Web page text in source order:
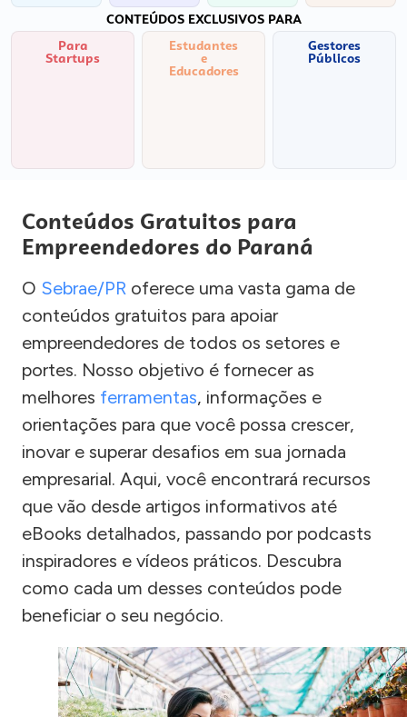
CONTEÚDOS EXCLUSIVOS PARA
Para
Startups
Estudantes
e
Educadores
Gestores
Públicos
Conteúdos Gratuitos para
Empreendedores do Paraná
O Sebrae/PR oferece uma vasta gama de
conteúdos gratuitos para apoiar
empreendedores de todos os setores e
portes. Nosso objetivo é fornecer as
melhores ferramentas, informações e
orientações para que você possa crescer,
inovar e superar desafios em sua jornada
empresarial. Aqui, você encontrará recursos
que vão desde artigos informativos até
eBooks detalhados, passando por podcasts
inspiradores e vídeos práticos. Descubra
como cada um desses conteúdos pode
beneficiar o seu negócio.